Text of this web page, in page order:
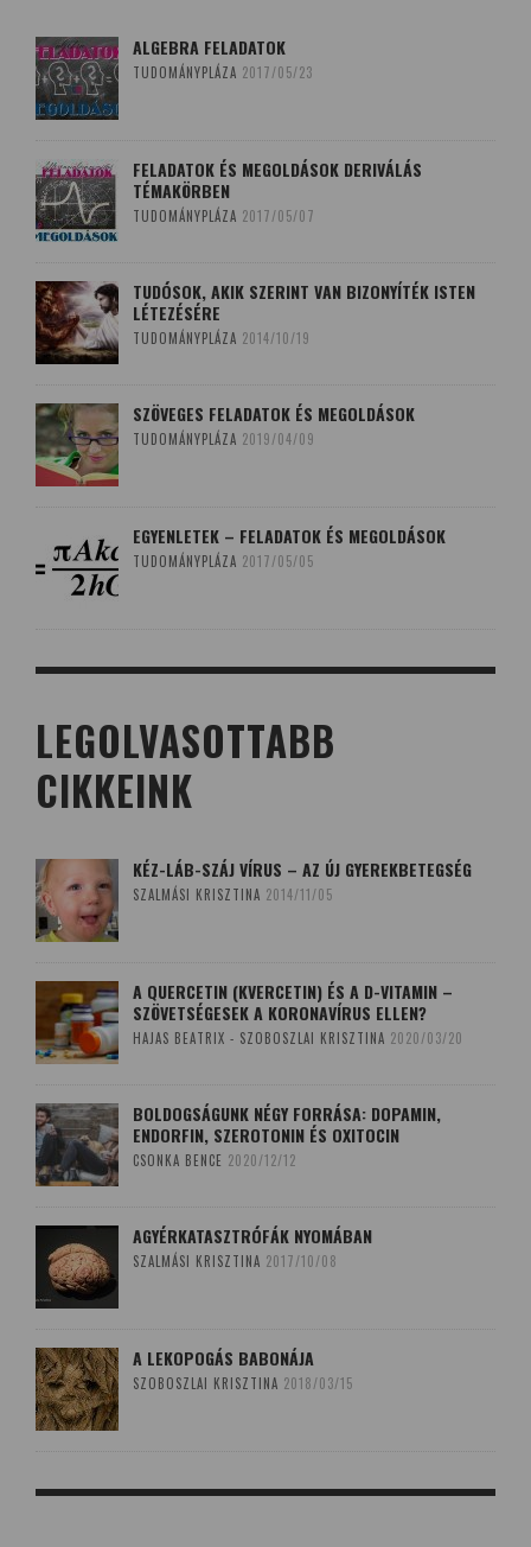
ALGEBRA FELADATOK
TUDOMÁNYPLÁZA 2017/05/23
FELADATOK ÉS MEGOLDÁSOK DERIVÁLÁS
TÉMAKÖRBEN
TUDOMÁNYPLÁZA 2017/05/07
TUDÓSOK, AKIK SZERINT VAN BIZONYÍTÉK ISTEN
LÉTEZÉSÉRE
TUDOMÁNYPLÁZA 2014/10/19
SZÖVEGES FELADATOK ÉS MEGOLDÁSOK
TUDOMÁNYPLÁZA 2019/04/09
EGYENLETEK – FELADATOK ÉS MEGOLDÁSOK
TUDOMÁNYPLÁZA 2017/05/05
LEGOLVASOTTABB
CIKKEINK
KÉZ-LÁB-SZÁJ VÍRUS – AZ ÚJ GYEREKBETEGSÉG
SZALMÁSI KRISZTINA 2014/11/05
A QUERCETIN (KVERCETIN) ÉS A D-VITAMIN –
SZÖVETSÉGESEK A KORONAVÍRUS ELLEN?
HAJAS BEATRIX - SZOBOSZLAI KRISZTINA 2020/03/20
BOLDOGSÁGUNK NÉGY FORRÁSA: DOPAMIN,
ENDORFIN, SZEROTONIN ÉS OXITOCIN
CSONKA BENCE 2020/12/12
AGYÉRKATASZTRÓFÁK NYOMÁBAN
SZALMÁSI KRISZTINA 2017/10/08
A LEKOPOGÁS BABONÁJA
SZOBOSZLAI KRISZTINA 2018/03/15